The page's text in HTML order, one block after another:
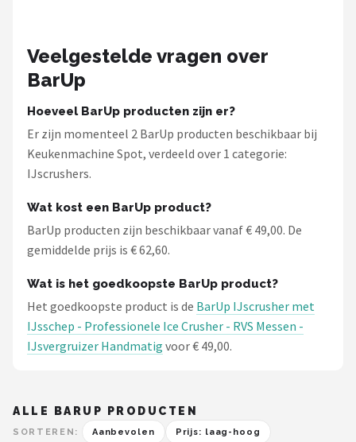
Veelgestelde vragen over
BarUp
Hoeveel BarUp producten zijn er?
Er zijn momenteel 2 BarUp producten beschikbaar bij
Keukenmachine Spot, verdeeld over 1 categorie:
IJscrushers.
Wat kost een BarUp product?
BarUp producten zijn beschikbaar vanaf € 49,00. De
gemiddelde prijs is € 62,60.
Wat is het goedkoopste BarUp product?
Het goedkoopste product is de BarUp IJscrusher met
IJsschep - Professionele Ice Crusher - RVS Messen -
IJsvergruizer Handmatig voor € 49,00.
ALLE BARUP PRODUCTEN
SORTEREN: Aanbevolen Prijs: laag-hoog